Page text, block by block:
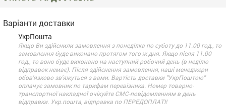
Варіанти доставки
УкрПошта
Якщо Ви здійснили замовлення з понеділка по суботу до 11.00 год., то
замовлення буде виконано протягом того ж дня. Якщо після 11.00
год., то воно буде виконано на наступний робочий день (в неділю
відправок немає). Після здійснення замовлення, наші менеджери
обов'язково зв'яжуться з вами. Вартість доставки "УкрПоштою"
оплачує замовник по тарифам перевізника. Номер товарно-
транспортної накладної очікуйте СМС-повідомленням в день
відправки. Укр.пошта, відправка по ПЕРЕДОПЛАТІ!